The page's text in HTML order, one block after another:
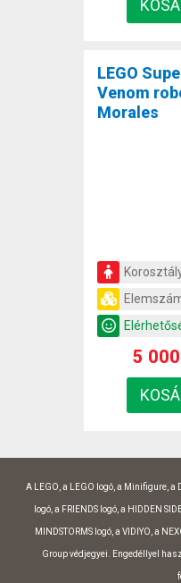
LEGO
Venom
Morales
5
A LEGO, a LEGO logó, a Minifigure, a
logó, a FRIENDS logó, a HIDDEN
MINDSTORMS logó, a VIDIYO, a
Group védjegyei. Engedéllyel